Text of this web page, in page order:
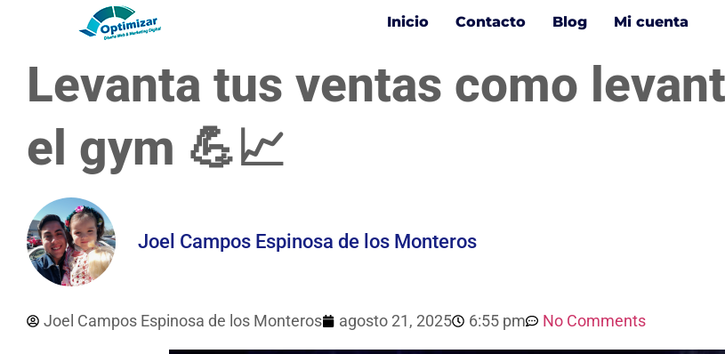
Inicio Contacto Blog Mi cuenta
Levanta tus ventas como
el gym 💪📈
Joel Campos Espinosa de los Monteros
Joel Campos Espinosa de los Monteros agosto 21, 2025 6:55 pm No Comments